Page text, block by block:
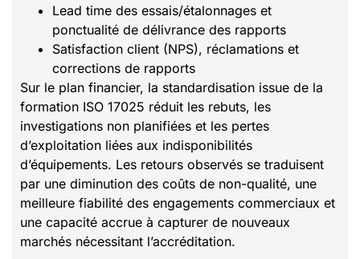
Lead time des essais/étalonnages et
ponctualité de délivrance des rapports
Satisfaction client (NPS), réclamations et
corrections de rapports
Sur le plan financier, la standardisation issue de la
formation ISO 17025 réduit les rebuts, les
investigations non planifiées et les pertes
d’exploitation liées aux indisponibilités
d’équipements. Les retours observés se traduisent
par une diminution des coûts de non-qualité, une
meilleure fiabilité des engagements commerciaux et
une capacité accrue à capturer de nouveaux
marchés nécessitant l’accréditation.